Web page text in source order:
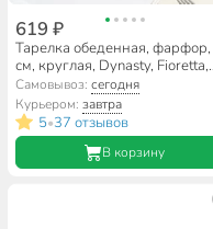
619 ₽
Тарелка обеденная,
см, круглая, Dynasty, Fioretta,
TDP081/TDP081-1
Самовывоз:сегодня
Курьером:завтра
5•37 отзывов
В корзину